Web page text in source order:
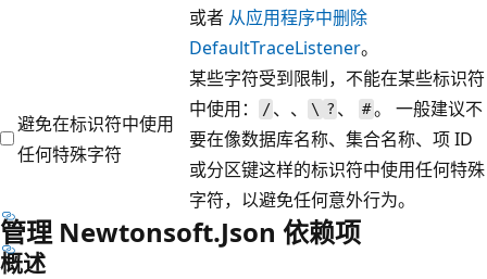
或者 从应用程序中删除
DefaultTraceListener。
避免在标识符中使用
任何特殊字符
某些字符受到限制，不能在某些标识符
中使用：
/ 、、 \ ? 、#。 一般建议不
要在像数据库名称、集合名称、项 ID
或分区键这样的标识符中使用任何特殊
字符，以避免任何意外行为。
管理 Newtonsoft.Json 依赖项
概述